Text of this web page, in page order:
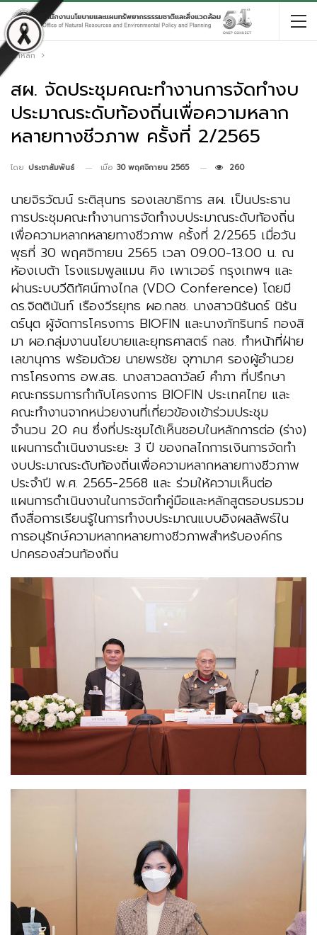
หน้าหลัก
สผ. จัดประชุมคณะทำงานการจัดทำงบ
ประมาณระดับท้องถิ่นเพื่อความหลาก
หลายทางชีวภาพ ครั้งที่ 2/2565
โดย ประชาสัมพันธ์ เมื่อ 30 พฤศจิกายน 2565 260
นายจิรวัฒน์ ระติสุนทร รองเลขาธิการ สผ. เป็นประธาน
การประชุมคณะทำงานการจัดทำงบประมาณระดับท้องถิ่น
เพื่อความหลากหลายทางชีวภาพ ครั้งที่ 2/2565 เมื่อวัน
พุธที่ 30 พฤศจิกายน 2565 เวลา 09.00-13.00 น. ณ
ห้องเบต้า โรงแรมพูลแมน คิง เพาเวอร์ กรุงเทพฯ และ
ผ่านระบบวีดิทัศน์ทางไกล (VDO Conference) โดยมี
ดร.จิตตินันท์ เรืองวีรยุทธ ผอ.กลช. นางสาวนิรันดร์ นิรัน
ดร์นุต ผู้จัดการโครงการ BIOFIN และนางภัทรินทร์ ทองสิ
มา ผอ.กลุ่มงานนโยบายและยุทธศาสตร์ กลช. ทำหน้าที่ฝ่าย
เลขานุการ พร้อมด้วย นายพรชัย จุฑามาศ รองผู้อำนวย
การโครงการ อพ.สธ. นางสาวลดาวัลย์ คำภา ที่ปรึกษา
คณะกรรมการกำกับโครงการ BIOFIN ประเทศไทย และ
คณะทำงานจากหน่วยงานที่เกี่ยวข้องเข้าร่วมประชุม
จำนวน 20 คน ซึ่งที่ประชุมได้เห็นชอบในหลักการต่อ (ร่าง)
แผนการดำเนินงานระยะ 3 ปี ของกลไกการเงินการจัดทำ
งบประมาณระดับท้องถิ่นเพื่อความหลากหลายทางชีวภาพ
ประจำปี พ.ศ. 2565-2568 และ ร่วมให้ความเห็นต่อ
แผนการดำเนินงานในการจัดทำคู่มือและหลักสูตรอบรมรวม
ถึงสื่อการเรียนรู้ในการทำงบประมาณแบบอิงผลลัพธ์ใน
การอนุรักษ์ความหลากหลายทางชีวภาพสำหรับองค์กร
ปกครองส่วนท้องถิ่น